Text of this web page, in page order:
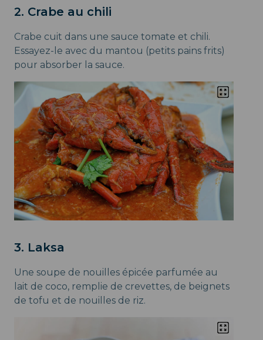
2. Crabe au chili
Crabe cuit dans une sauce tomate et chili.
Essayez-le avec du mantou (petits pains frits)
pour absorber la sauce.
3. Laksa
Une soupe de nouilles épicée parfumée au
lait de coco, remplie de crevettes, de beignets
de tofu et de nouilles de riz.